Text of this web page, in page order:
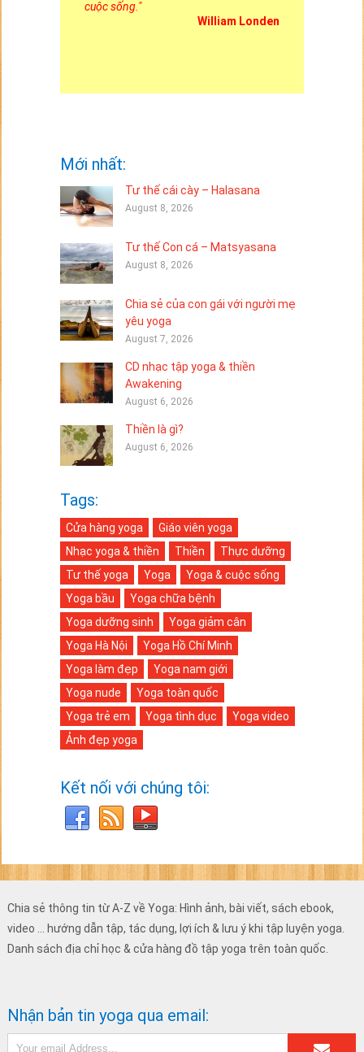
cuộc sống. "
William Londen
Mới nhất:
Tư thế cái cày – Halasana
August 8, 2026
Tư thế Con cá – Matsyasana
August 8, 2026
Chia sẻ của con gái với người mẹ
yêu yoga
August 7, 2026
CD nhạc tập yoga & thiền
Awakening
August 6, 2026
Thiền là gì?
August 6, 2026
Tags:
Cửa hàng yoga
Giáo viên yoga
Nhạc yoga & thiền
Thiền
Thực dưỡng
Tư thế yoga
Yoga
Yoga & cuộc sống
Yoga bầu
Yoga chữa bệnh
Yoga dưỡng sinh
Yoga giảm cân
Yoga Hà Nội
Yoga Hồ Chí Minh
Yoga làm đẹp
Yoga nam giới
Yoga nude
Yoga toàn quốc
Yoga trẻ em
Yoga tình dục
Yoga video
Ảnh đẹp yoga
Kết nối với chúng tôi:
Chia sẻ thông tin từ A-Z về Yoga: Hình ảnh, bài viết, sách ebook,
video ... hướng dẫn tập, tác dụng, lợi ích & lưu ý khi tập luyện yoga.
Danh sách địa chỉ học & cửa hàng đồ tập yoga trên toàn quốc.
Nhận bản tin yoga qua email: